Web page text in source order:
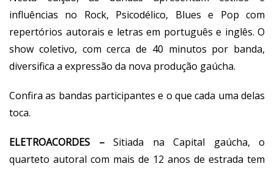
influências no Rock, Psicodélico, Blues e Pop com
repertórios autorais e letras em português e inglês. O
show coletivo, com cerca de 40 minutos por banda,
diversifica a expressão da nova produção gaúcha.
Confira as bandas participantes e o que cada uma delas
toca.
ELETROACORDES –Sitiada na Capital gaúcha, o
quarteto autoral com mais de 12 anos de estrada tem